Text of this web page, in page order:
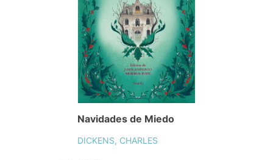
Navidades de Miedo
DICKENS, CHARLES